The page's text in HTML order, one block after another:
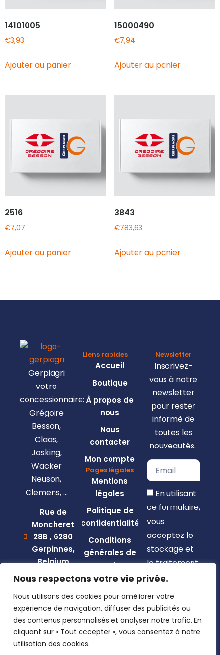
Nous respectons votre vie privée.
Nous utilisons des cookies pour améliorer votre
expérience de navigation, diffuser des publicités ou
des contenus personnalisés et analyser notre trafic. En
cliquant sur « Tout accepter », vous consentez à notre
utilisation des cookies.
14101005
€3,93
Ajouter au panier
15000490
€7,94
Ajouter au panier
2516
€7,07
Ajouter au panier
3843
€783,63
Ajouter au panier
Gerpiagri
votre
concessionnaire:
Grégoire
Besson,
Claas,
Josking,
Wacker
Neuson,
Clemens, …
Rue de
Moncheret
28B , 6280
Gerpinnes,
Belgium
+32 492
marcellin@gerpiagri.be
BE
0793.946.582
Liens rapides
Accueil
Boutique
À propos de
nous
Nous
contacter
Mon compte
Pages légales
Mentions
légales
Politique de
confidentialité
Conditions
générales de
vente
Newsletter
Inscrivez-
vous à notre
newsletter
pour rester
informé de
toutes les
nouveautés.
En utilisant
ce formulaire,
vous
acceptez le
stockage et
le traitement
de vos
ce site web.
S'inscrire